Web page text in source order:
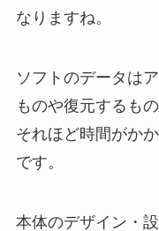
なりますね。
ソフトのデータは
ものや復元するも
それほど時間がか
です。
本体のデザイン・